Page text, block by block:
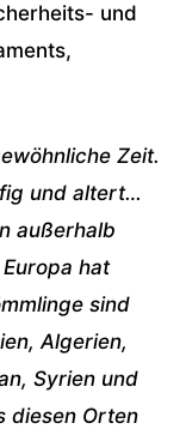
und
Zeit.
und altert…
außerhalb
hat
sind
Algerien,
Syrien und
diesen Orten